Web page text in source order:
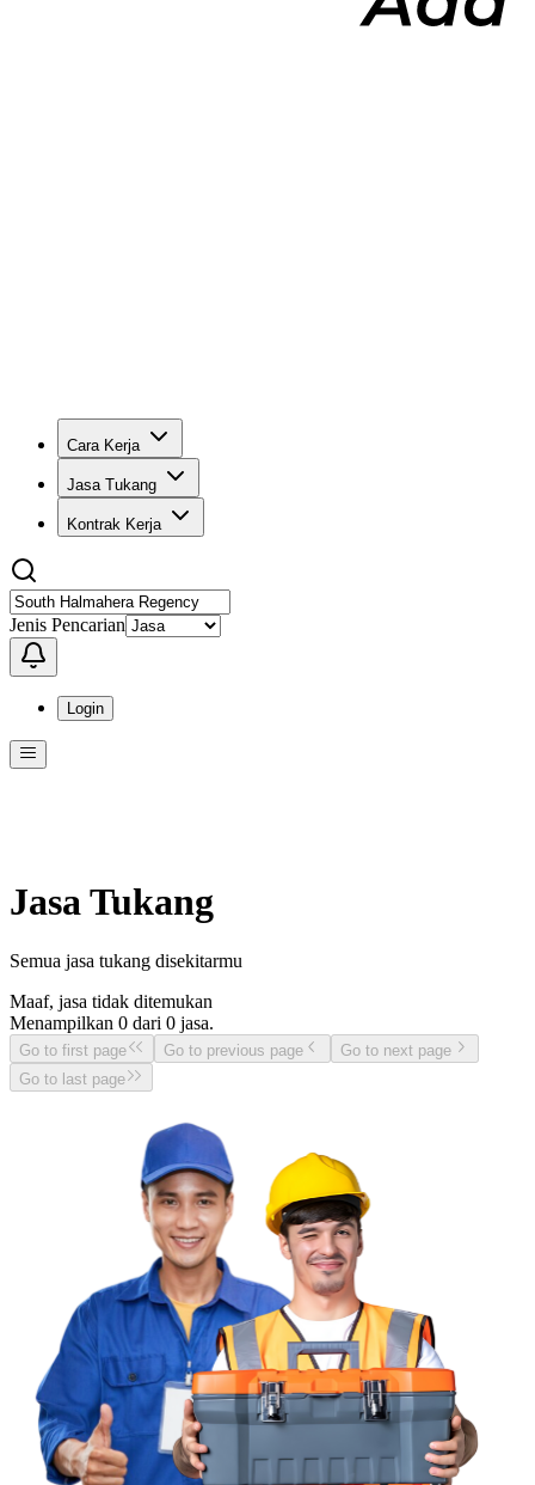
Cara Kerja
Jasa Tukang
Kontrak Kerja
Jenis Pencarian
Login
Jasa Tukang
Semua jasa tukang disekitarmu
Maaf, jasa tidak ditemukan
Menampilkan 0 dari 0 jasa.
Go to first page Go to previous page
Go to next page
Go to last page